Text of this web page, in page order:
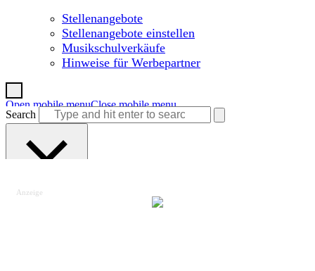
Stellenangebote
Stellenangebote einstellen
Musikschulverkäufe
Hinweise für Werbepartner
Open mobile menuClose mobile menu
Warenkorb
Search
Anzeige